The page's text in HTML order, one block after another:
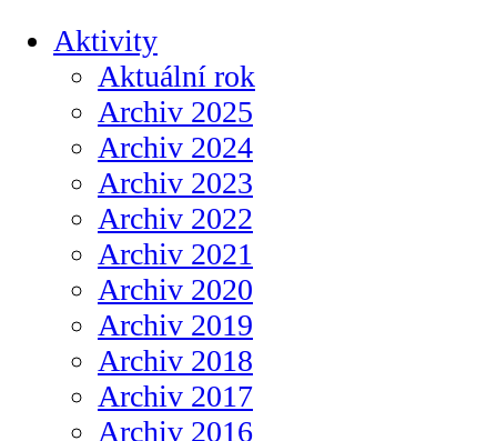
Aktivity
Aktuální rok
Archiv 2025
Archiv 2024
Archiv 2023
Archiv 2022
Archiv 2021
Archiv 2020
Archiv 2019
Archiv 2018
Archiv 2017
Archiv 2016